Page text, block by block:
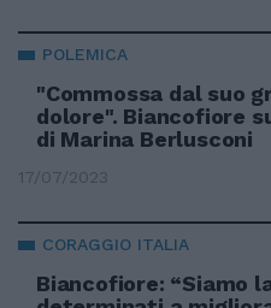
POLEMICA
"Commossa dal suo
dolore". Biancofiore
di Marina Berlusconi
17/07/2023
CORAGGIO ITALIA
Biancofiore: “Siamo